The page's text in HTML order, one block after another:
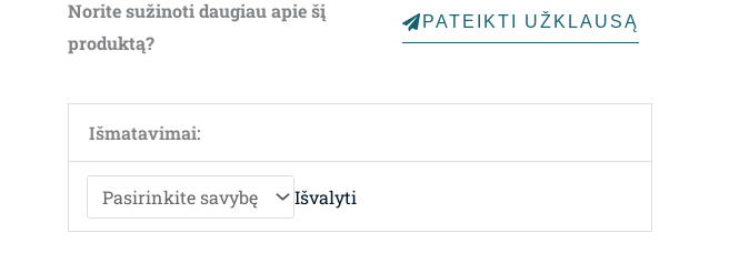
through
Norite sužinoti daugiau apie šį
produktą?
PATEIKTI UŽKLAUSĄ
Išmatavimai:
Išvalyti